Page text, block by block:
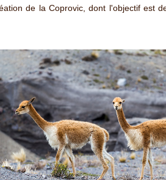
de la Coprovic, dont l'objectif est